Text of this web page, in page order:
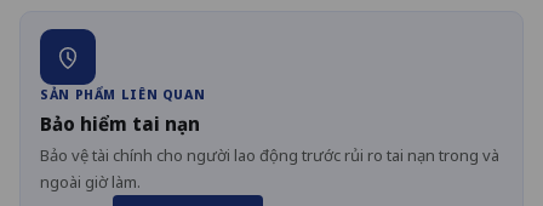
SẢN PHẨM LIÊN QUAN
Bảo hiểm tai nạn
Bảo vệ tài chính cho người lao động trước rủi ro tai nạn trong và
ngoài giờ làm.